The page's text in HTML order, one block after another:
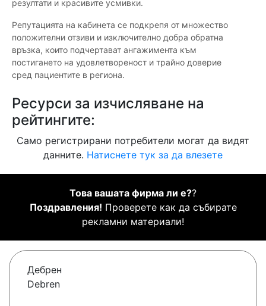
резултати и красивите усмивки.
Репутацията на кабинета се подкрепя от множество
положителни отзиви и изключително добра обратна
връзка, които подчертават ангажимента към
постигането на удовлетвореност и трайно доверие
сред пациентите в региона.
Ресурси за изчисляване на
рейтингите:
Само регистрирани потребители могат да видят
данните. Натиснете тук за да влезете
Това вашата фирма ли е??
Поздравления! Проверете как да събирате
рекламни материали!
Дебрен
Debren